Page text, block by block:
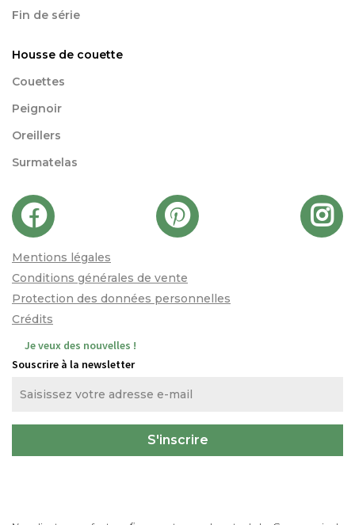
Fin de série
Housse de couette
Couettes
Peignoir
Oreillers
Surmatelas
Mentions légales
Conditions générales de vente
Protection des données personnelles
Crédits
Je veux des nouvelles !
Souscrire à la newsletter